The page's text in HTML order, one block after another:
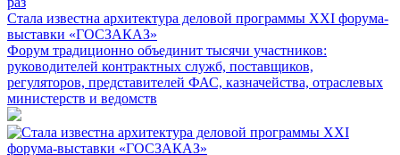
Стала известна архитектура деловой программы XXI форума-
выставки «ГОСЗАКАЗ»
Форум традиционно объединит тысячи участников:
руководителей контрактных служб, поставщиков,
регуляторов, представителей ФАС, казначейства, отраслевых
министерств и ведомств